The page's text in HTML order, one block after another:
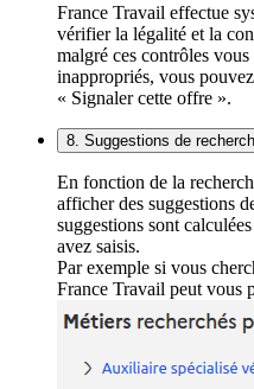
France Travail effectue
vérifier la légalité et la
malgré ces contrôles
inappropriés, vous
« Signaler cette offre ».
8. Suggestions de
En fonction de la
afficher des suggestions
suggestions sont
avez saisis.
Par exemple si vous
France Travail peut vous